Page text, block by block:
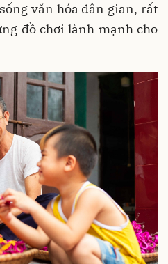
văn hóa dân gian, rất
đồ chơi lành mạnh cho